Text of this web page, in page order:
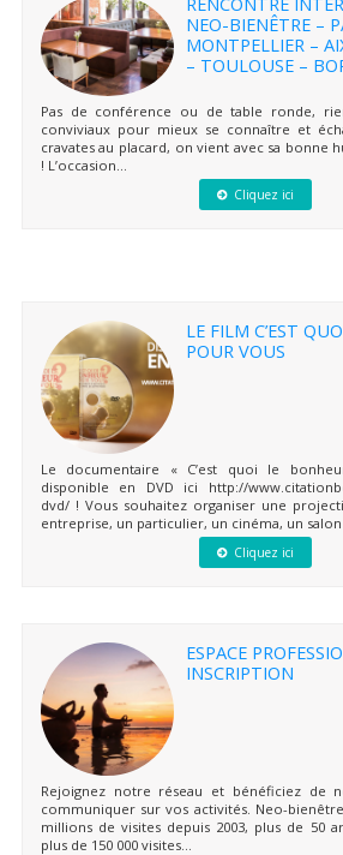
NEO-BIENÊTRE –
MONTPELLIER –
– TOULOUSE –
Pas de conférence ou de table ronde,
conviviaux pour mieux se connaître et
cravates au placard, on vient avec sa bonne
! L’occasion...
Cliquez ici
LE FILM C’EST
POUR VOUS
Le documentaire « C’est quoi le
disponible en DVD ici http://
dvd/ ! Vous souhaitez organiser une
entreprise, un particulier, un cinéma, un
Cliquez ici
ESPACE
INSCRIPTION
Rejoignez notre réseau et bénéficiez de
communiquer sur vos activités. Neo-
millions de visites depuis 2003, plus de 50
plus de 150 000 visites...